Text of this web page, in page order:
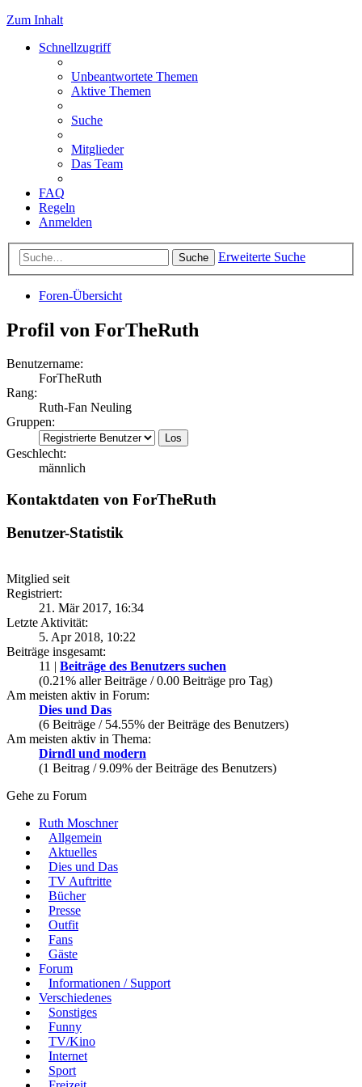
Zum Inhalt
Schnellzugriff
Unbeantwortete Themen
Aktive Themen
Suche
Mitglieder
Das Team
FAQ
Regeln
Anmelden
Suche Erweiterte Suche
Foren-Übersicht
Profil von ForTheRuth
Benutzername:
ForTheRuth
Rang:
Ruth-Fan Neuling
Gruppen:
Geschlecht:
männlich
Kontaktdaten von ForTheRuth
Benutzer-Statistik
Mitglied seit
Registriert:
21. Mär 2017, 16:34
Letzte Aktivität:
5. Apr 2018, 10:22
Beiträge insgesamt:
11 | Beiträge des Benutzers suchen
(0.21% aller Beiträge / 0.00 Beiträge pro Tag)
Am meisten aktiv in Forum:
Dies und Das
(6 Beiträge / 54.55% der Beiträge des Benutzers)
Am meisten aktiv in Thema:
Dirndl und modern
(1 Beitrag / 9.09% der Beiträge des Benutzers)
Gehe zu Forum
Ruth Moschner
Allgemein
Aktuelles
Dies und Das
TV Auftritte
Bücher
Presse
Outfit
Fans
Gäste
Forum
Informationen / Support
Verschiedenes
Sonstiges
Funny
TV/Kino
Internet
Sport